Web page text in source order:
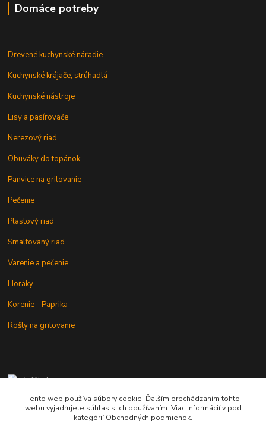
Domáce potreby
Drevené kuchynské náradie
Kuchynské krájače, strúhadlá
Kuchynské nástroje
Lisy a pasírovače
Nerezový riad
Obuváky do topánok
Panvice na grilovanie
Pečenie
Plastový riad
Smaltovaný riad
Varenie a pečenie
Horáky
Korenie - Paprika
Rošty na grilovanie
+421 902 212 007
od 8:00 - do 16:00 hod
Tento web používa súbory cookie. Ďalším prechádzaním tohto
webu vyjadrujete súhlas s ich používaním. Viac informácií v pod
kategórií Obchodných podmienok.